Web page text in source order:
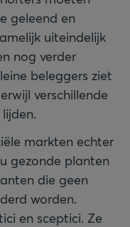
geleend en
uiteindelijk
nog verder
beleggers ziet
verschillende
markten echter
gezonde planten
die geen
worden.
en sceptici. Ze